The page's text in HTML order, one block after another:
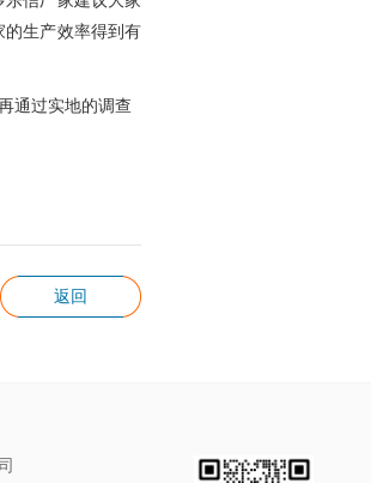
的生产效率得到有
通过实地的调查
返回